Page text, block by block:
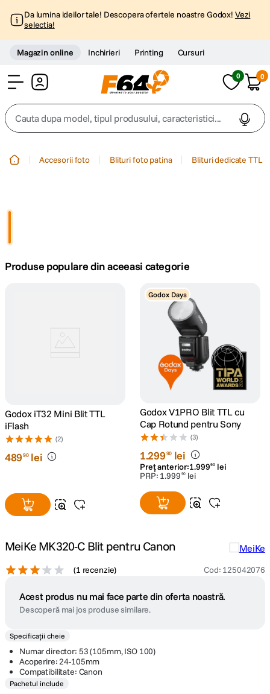
Da lumina ideilor tale! Descopera ofertele noastre Godox! Vezi
selectia!
Magazin online Inchirieri Printing Cursuri
0 0
Cauta dupa model, tipul produsului, caracteristici...
4. peak design
9 dji osmo
10. insta 360
Accesorii foto Blituri foto patina Blituri dedicate TTL
Produse populare din aceeasi categorie
Godox iT32 Mini Blit TTL
iFlash
(2)
48990 lei
Godox Days
Godox V1PRO Blit TTL cu
Cap Rotund pentru Sony
(3)
1.29990 lei
Preț anterior:1.99990 lei
PRP: 1.999 90 lei
MeiKe MK320-C Blit pentru Canon
(1 recenzie) Cod: 125042076
Acest produs nu mai face parte din oferta noastră.
Descoperă mai jos produse similare.
Specificații cheie
Numar director: 53 (105mm, ISO 100)
Acoperire: 24-105mm
Compatibilitate: Canon
Pachetul include